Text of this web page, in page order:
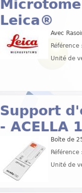
Leica®
Avec
Unité de
Support
- ACELLA
Boîte de
Unité de